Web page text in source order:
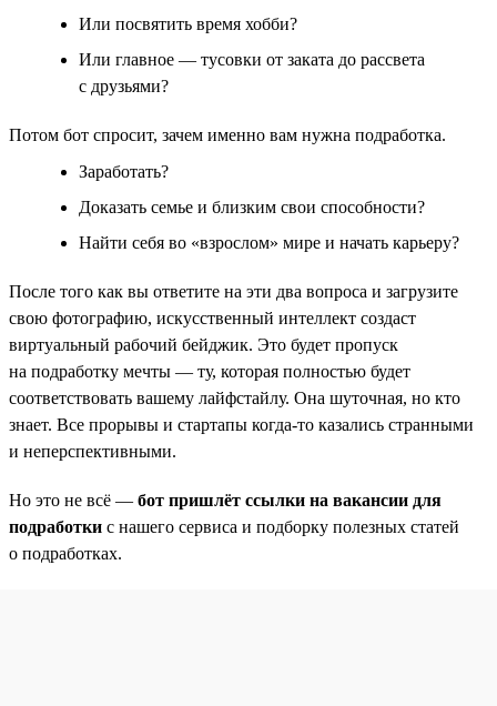
Или посвятить время хобби?
Или главное — тусовки от заката до рассвета
с друзьями?
Потом бот спросит, зачем именно вам нужна подработка.
Заработать?
Доказать семье и близким свои способности?
Найти себя во «взрослом» мире и начать карьеру?
После того как вы ответите на эти два вопроса и загрузите
свою фотографию, искусственный интеллект создаст
виртуальный рабочий бейджик. Это будет пропуск
на подработку мечты — ту, которая полностью будет
соответствовать вашему лайфстайлу. Она шуточная, но кто
знает. Все прорывы и стартапы когда-то казались странными
и неперспективными.
Но это не всё — бот пришлёт ссылки на вакансии для
подработки с нашего сервиса и подборку полезных статей
о подработках.